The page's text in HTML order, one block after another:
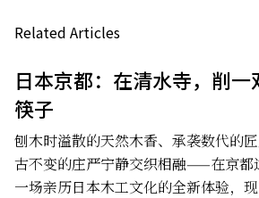
Related Articles
日本京都：在清水寺，削一
筷子
刨木时溢散的天然木香、承袭数代的
古不变的庄严宁静交织相融——在京都
一场亲历日本木工文化的全新体验，现